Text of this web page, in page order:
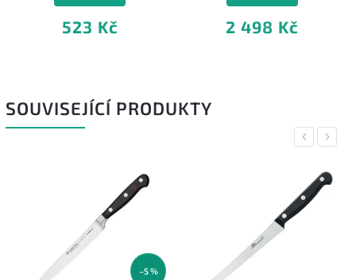
523 Kč 2 498 Kč
SOUVISEJÍCÍ PRODUKTY
Previous
–5 %
Next